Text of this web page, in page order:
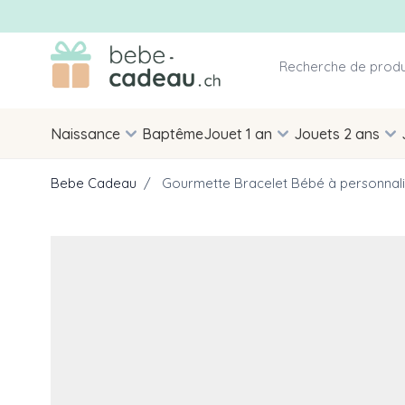
Allez au contenu
Naissance BaptêmeJouet 1 an Jouets 2 ans
Bebe Cadeau / Gourmette Bracelet Bébé à